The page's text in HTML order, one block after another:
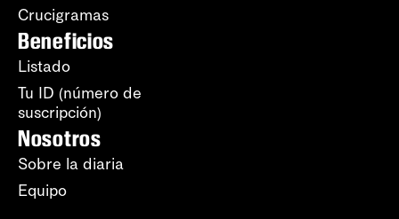
Crucigramas
Beneficios
Listado
Tu ID (número de
suscripción)
Nosotros
Sobre la diaria
Equipo